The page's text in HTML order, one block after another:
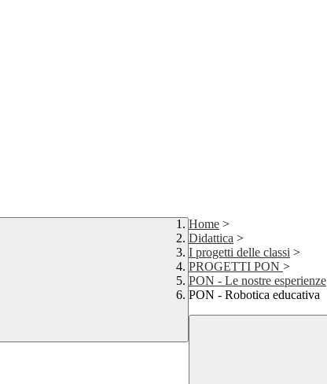
Home >
Didattica >
I progetti delle classi >
PROGETTI PON >
PON - Le nostre esperienze
PON - Robotica educativa